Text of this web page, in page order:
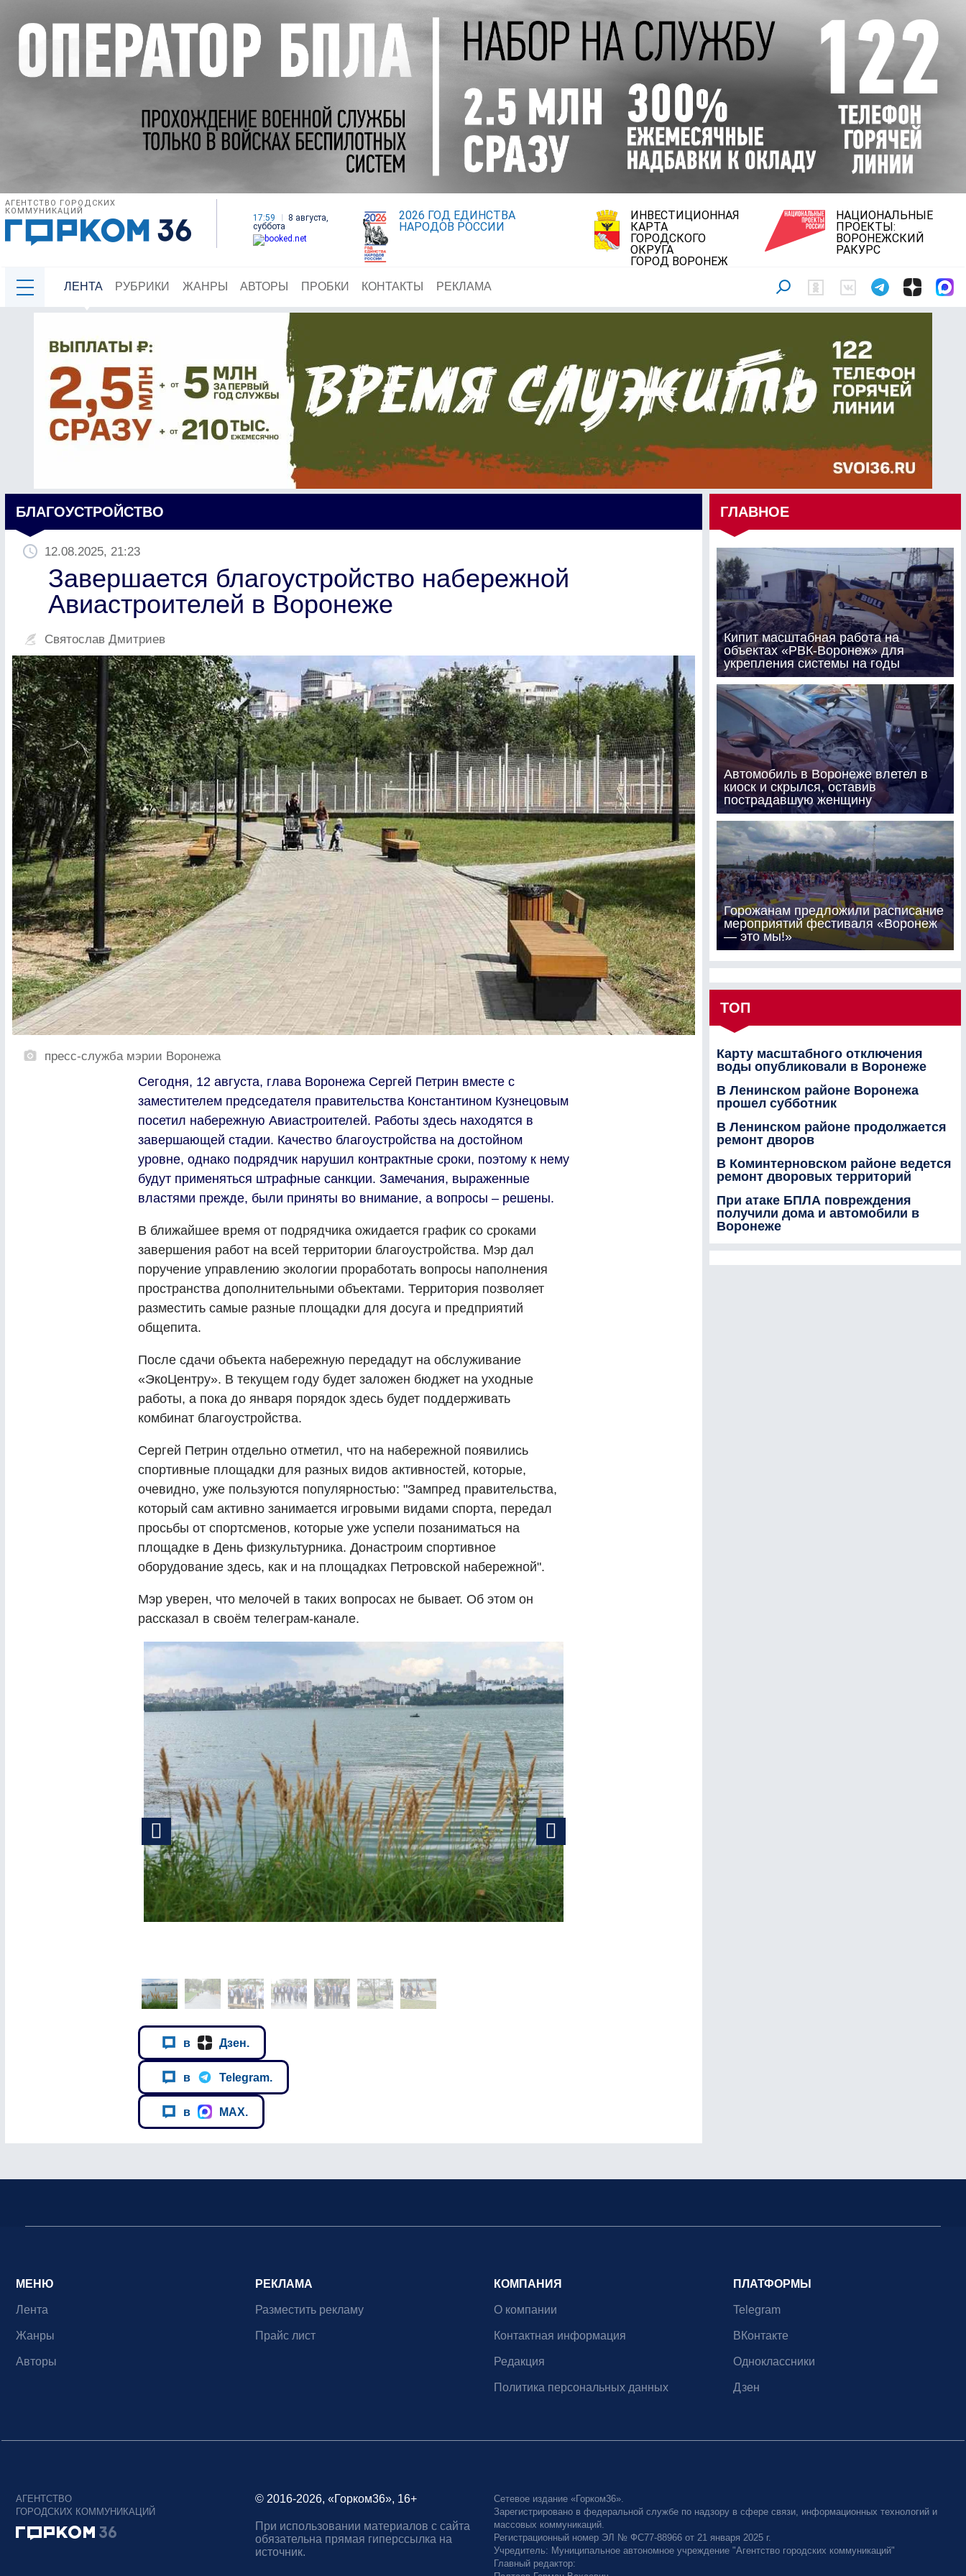
АГЕНТСТВО ГОРОДСКИХ
КОММУНИКАЦИЙ
17:59
8 августа,
суббота
2026 ГОД ЕДИНСТВА
НАРОДОВ РОССИИ
ИНВЕСТИЦИОННАЯ
КАРТА
ГОРОДСКОГО
ОКРУГА
ГОРОД ВОРОНЕЖ
НАЦИОНАЛЬНЫЕ
ПРОЕКТЫ:
ВОРОНЕЖСКИЙ
РАКУРС
ЛЕНТА РУБРИКИ ЖАНРЫ АВТОРЫ ПРОБКИ КОНТАКТЫ РЕКЛАМА
БЛАГОУСТРОЙСТВО
12.08.2025, 21:23
Завершается благоустройство набережной
Авиастроителей в Воронеже
Святослав Дмитриев
пресс-служба мэрии Воронежа
Сегодня, 12 августа, глава Воронежа Сергей Петрин вместе с
заместителем председателя правительства Константином Кузнецовым
посетил набережную Авиастроителей. Работы здесь находятся в
завершающей стадии. Качество благоустройства на достойном
уровне, однако подрядчик нарушил контрактные сроки, поэтому к нему
будут применяться штрафные санкции. Замечания, выраженные
властями прежде, были приняты во внимание, а вопросы – решены.
В ближайшее время от подрядчика ожидается график со сроками
завершения работ на всей территории благоустройства. Мэр дал
поручение управлению экологии проработать вопросы наполнения
пространства дополнительными объектами. Территория позволяет
разместить самые разные площадки для досуга и предприятий
общепита.
После сдачи объекта набережную передадут на обслуживание
«ЭкоЦентру». В текущем году будет заложен бюджет на уходные
работы, а пока до января порядок здесь будет поддерживать
комбинат благоустройства.
Сергей Петрин отдельно отметил, что на набережной появились
спортивные площадки для разных видов активностей, которые,
очевидно, уже пользуются популярностью: "Зампред правительства,
который сам активно занимается игровыми видами спорта, передал
просьбы от спортсменов, которые уже успели позаниматься на
площадке в День физкультурника. Донастроим спортивное
оборудование здесь, как и на площадках Петровской набережной".
Мэр уверен, что мелочей в таких вопросах не бывает. Об этом он
рассказал в своём телеграм-канале.
в Дзен.
в Telegram.
в MAX.
ГЛАВНОЕ
Кипит масштабная работа на
объектах «РВК-Воронеж» для
укрепления системы на годы
Автомобиль в Воронеже влетел в
киоск и скрылся, оставив
пострадавшую женщину
Горожанам предложили расписание
мероприятий фестиваля «Воронеж
— это мы!»
ТОП
Карту масштабного отключения
воды опубликовали в Воронеже
В Ленинском районе Воронежа
прошел субботник
В Ленинском районе продолжается
ремонт дворов
В Коминтерновском районе ведется
ремонт дворовых территорий
При атаке БПЛА повреждения
получили дома и автомобили в
Воронеже
МЕНЮ
Лента
Жанры
Авторы
РЕКЛАМА
Разместить рекламу
Прайс лист
КОМПАНИЯ
О компании
Контактная информация
Редакция
Политика персональных данных
ПЛАТФОРМЫ
Telegram
ВКонтакте
Одноклассники
Дзен
АГЕНТСТВО
ГОРОДСКИХ КОММУНИКАЦИЙ
© 2016-2026, «Горком36», 16+
При использовании материалов с сайта
обязательна прямая гиперссылка на
источник.
Сетевое издание «Горком36».
Зарегистрировано в федеральной службе по надзору в сфере связи, информационных технологий и
массовых коммуникаций.
Регистрационный номер ЭЛ № ФС77-88966 от 21 января 2025 г.
Учредитель: Муниципальное автономное учреждение "Агентство городских коммуникаций"
Главный редактор: